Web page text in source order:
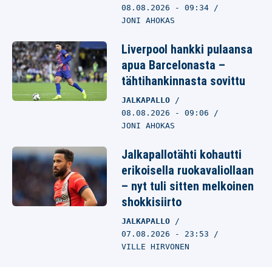
08.08.2026 - 09:34
JONI AHOKAS
Liverpool hankki pulaansa
apua Barcelonasta –
tähtihankinnasta sovittu
JALKAPALLO
08.08.2026 - 09:06
JONI AHOKAS
Jalkapallotähti kohautti
erikoisella ruokavaliollaan
– nyt tuli sitten melkoinen
shokkisiirto
JALKAPALLO
07.08.2026 - 23:53
VILLE HIRVONEN